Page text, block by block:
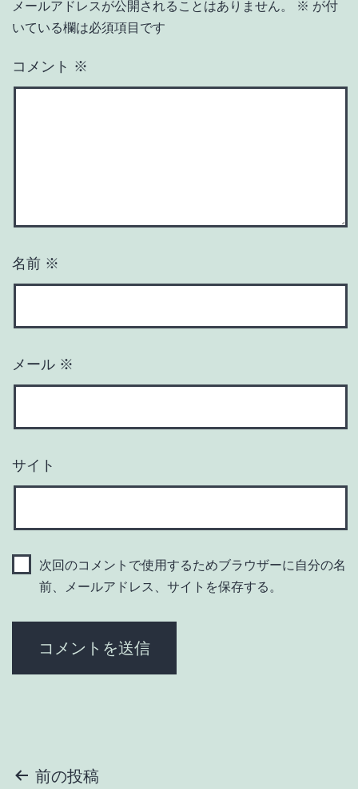
メールアドレスが公開されることはありません。 ※ が付
いている欄は必須項目です
コメント ※
名前 ※
メール ※
サイト
次回のコメントで使用するためブラウザーに自分の名
前、メールアドレス、サイトを保存する。
投前の投稿